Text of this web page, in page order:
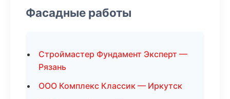
Фасадные работы
Строймастер Фундамент Эксперт —
Рязань
ООО Комплекс Классик — Иркутск